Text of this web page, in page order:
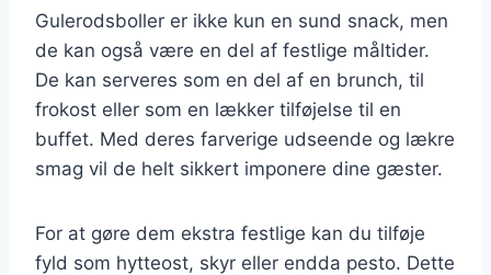
Gulerodsboller er ikke kun en sund snack, men
de kan også være en del af festlige måltider.
De kan serveres som en del af en brunch, til
frokost eller som en lækker tilføjelse til en
buffet. Med deres farverige udseende og lækre
smag vil de helt sikkert imponere dine gæster.
For at gøre dem ekstra festlige kan du tilføje
fyld som hytteost, skyr eller endda pesto. Dette